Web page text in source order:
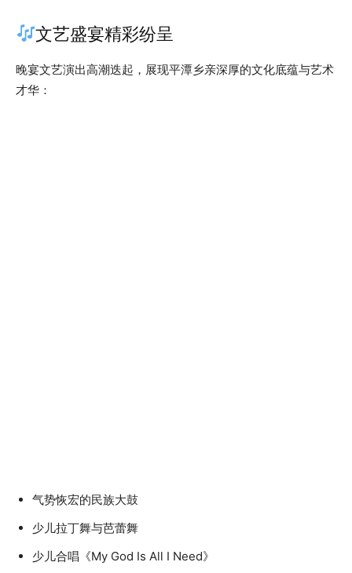
文艺盛宴精彩纷呈
晚宴文艺演出高潮迭起，展现平潭乡亲深厚的文化底蕴与艺术
才华：
气势恢宏的民族大鼓
少儿拉丁舞与芭蕾舞
少儿合唱《My God Is All I Need》